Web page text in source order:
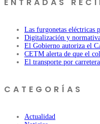
Las furgonetas eléctricas
Digitalización y
El Gobierno autoriza el
CETM alerta de que el
El transporte por
CATEGORÍAS
Actualidad